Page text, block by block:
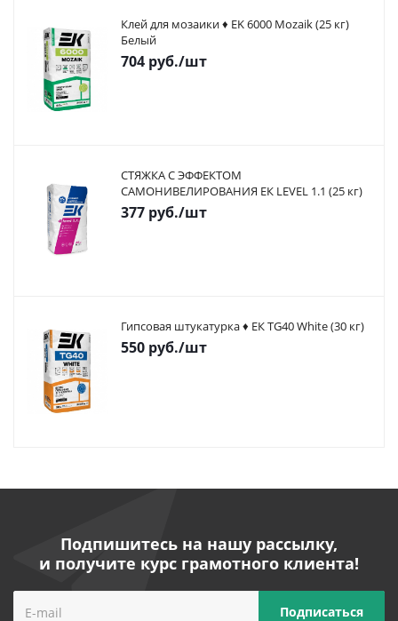
Клей для мозаики ♦ EK 6000 Mozaik (25 кг)
Белый
704 руб./шт
СТЯЖКА С ЭФФЕКТОМ
САМОНИВЕЛИРОВАНИЯ ЕК LEVEL 1.1 (25 кг)
377 руб./шт
Гипсовая штукатурка ♦ ЕК TG40 White (30 кг)
550 руб./шт
Подпишитесь на нашу рассылку,
и получите курс грамотного клиента!